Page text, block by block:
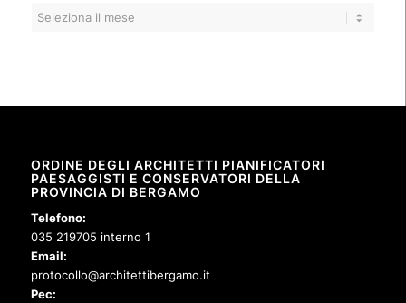
ORDINE DEGLI ARCHITETTI PIANIFICATORI
PAESAGGISTI E CONSERVATORI DELLA
PROVINCIA DI BERGAMO
Telefono:
035 219705 interno 1
Email:
protocollo@architettibergamo.it
Pec: